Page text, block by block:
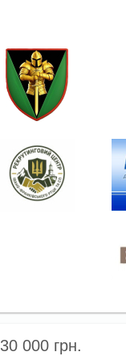
30 000 грн.